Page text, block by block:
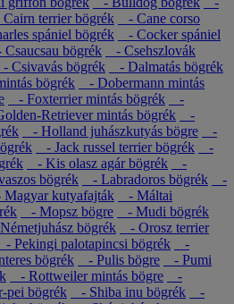
terrier bögrék
- Cane corso
spániel bögrék
- Cocker spániel
bögrék
- Csehszlovák
- Csivavás bögrék
- Dalmatás bögrék
bögrék
- Dobermann mintás
- Foxterrier mintás bögrék
-
Retriever mintás bögrék
-
- Holland juhászkutyás bögre
-
- Jack russel terrier bögrék
-
- Kis olasz agár bögrék
-
bögrék - Labradoros bögrék
-
kutyafajták
- Máltai
- Mopsz bögre
- Mudi bögrék
bögrék
- Orosz terrier
- Pekingi palotapincsi bögrék
-
bögrék - Pulis bögre
- Pumi
- Rottweiler mintás bögre
-
pei bögrék - Shiba inu bögrék
-